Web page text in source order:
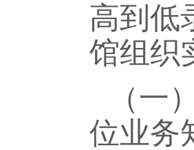
高到低
馆组织
（一
位业务